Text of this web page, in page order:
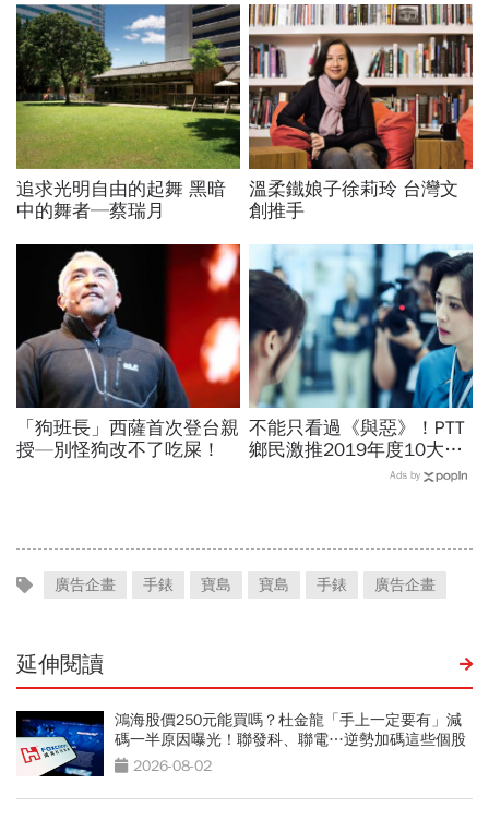
追求光明自由的起舞 黑暗
中的舞者─蔡瑞月
溫柔鐵娘子徐莉玲 台灣文
創推手
「狗班長」西薩首次登台親
授—別怪狗改不了吃屎！
不能只看過《與惡》！PTT
鄉民激推2019年度10大台
劇 其他9部你看過嗎？
Ads by
廣告企畫 手錶 寶島 寶島 手錶 廣告企畫
延伸閱讀
鴻海股價250元能買嗎？杜金龍「手上一定要有」減
碼一半原因曝光！聯發科、聯電…逆勢加碼這些個股
2026-08-02